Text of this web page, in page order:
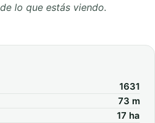
lo que estás viendo.
1631
73 m
17 ha